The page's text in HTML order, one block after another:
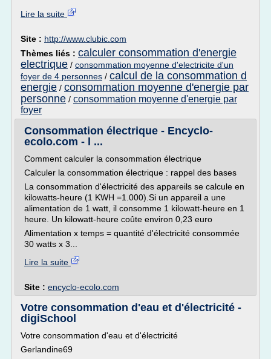
Lire la suite
Site : http://www.clubic.com
Thèmes liés : calculer consommation d'energie
electrique / consommation moyenne d'electricite d'un
foyer de 4 personnes / calcul de la consommation d
energie / consommation moyenne d'energie par
personne / consommation moyenne d'energie par
foyer
Consommation électrique - Encyclo-
ecolo.com - l ...
Comment calculer la consommation électrique
Calculer la consommation électrique : rappel des bases
La consommation d'électricité des appareils se calcule en
kilowatts-heure (1 KWH =1.000).Si un appareil a une
alimentation de 1 watt, il consomme 1 kilowatt-heure en 1
heure. Un kilowatt-heure coûte environ 0,23 euro
Alimentation x temps = quantité d'électricité consommée
30 watts x 3...
Lire la suite
Site : encyclo-ecolo.com
Votre consommation d'eau et d'électricité -
digiSchool
Votre consommation d'eau et d'électricité
Gerlandine69